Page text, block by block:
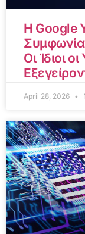
Η Google
Συμφωνία
Οι Ίδιοι
April 28, 2026